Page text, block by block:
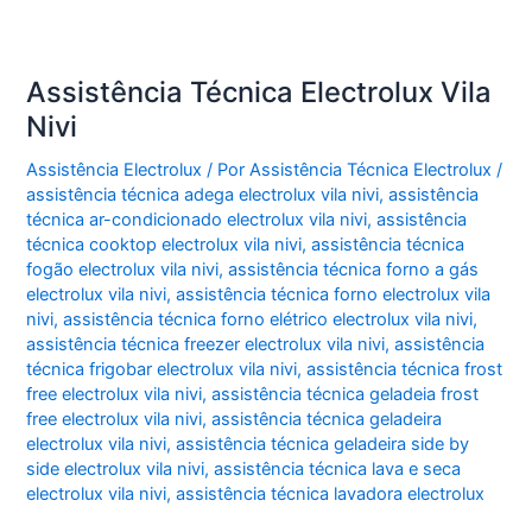
Assistência Técnica Electrolux Vila
Nivi
Assistência Electrolux / PorAssistência Técnica Electrolux/
assistência técnica adega electrolux vila nivi,assistência
técnica ar-condicionado electrolux vila nivi,assistência
técnica cooktop electrolux vila nivi,assistência técnica
fogão electrolux vila nivi,assistência técnica forno a gás
electrolux vila nivi,assistência técnica forno electrolux vila
nivi,assistência técnica forno elétrico electrolux vila nivi,
assistência técnica freezer electrolux vila nivi,assistência
técnica frigobar electrolux vila nivi,assistência técnica frost
free electrolux vila nivi,assistência técnica geladeia frost
free electrolux vila nivi,assistência técnica geladeira
electrolux vila nivi,assistência técnica geladeira side by
side electrolux vila nivi,assistência técnica lava e seca
electrolux vila nivi,assistência técnica lavadora electrolux